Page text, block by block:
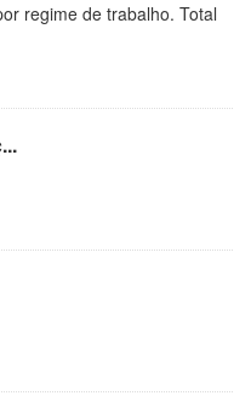
regime de trabalho. Total